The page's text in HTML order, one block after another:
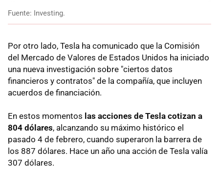
Fuente: Investing.
Por otro lado, Tesla ha comunicado que la Comisión
del Mercado de Valores de Estados Unidos ha iniciado
una nueva investigación sobre "ciertos datos
financieros y contratos" de la compañía, que incluyen
acuerdos de financiación.
En estos momentos las acciones de Tesla cotizan a
804 dólares, alcanzando su máximo histórico el
pasado 4 de febrero, cuando superaron la barrera de
los 887 dólares. Hace un año una acción de Tesla valía
307 dólares.